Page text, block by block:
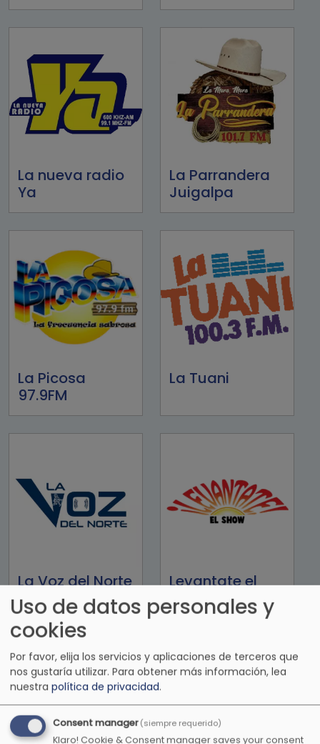
La nueva radio
Ya
La Parrandera
Juigalpa
La Picosa
97.9FM
La Tuani
La Voz del Norte
Levantate el
show
Uso de datos personales y
cookies
Por favor, elija los servicios y aplicaciones de terceros que
nos gustaría utilizar. Para obtener más información, lea
nuestra política de privacidad.
Consent manager(siempre requerido)
Klaro! Cookie & Consent manager saves your consent